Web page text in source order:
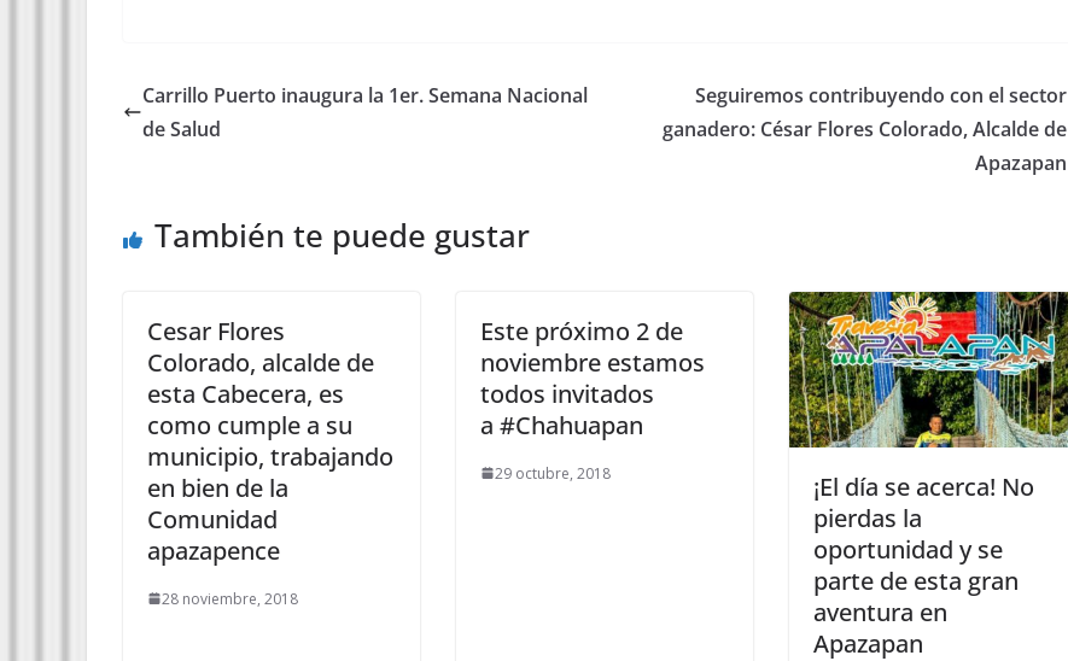
Carrillo Puerto inaugura la 1er. Semana Nacional
de Salud
Seguiremos contribuyendo con el sector
ganadero: César Flores Colorado, Alcalde de
Apazapan
También te puede gustar
Cesar Flores
Colorado, alcalde de
esta Cabecera, es
como cumple a su
municipio, trabajando
en bien de la
Comunidad
apazapence
28 noviembre, 2018
Este próximo 2 de
noviembre estamos
todos invitados
a #Chahuapan
29 octubre, 2018
¡El día se acerca! No
pierdas la
oportunidad y se
parte de esta gran
aventura en
Apazapan